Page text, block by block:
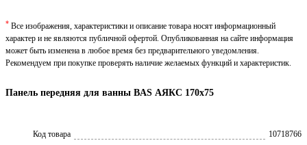
Панель передняя для ванны BAS АЯКС 170х75
Код товара
10718766
* Все изображения, характеристики и описание товара носят информационный
характер и не являются публичной офертой. Опубликованная на сайте информация
может быть изменена в любое время без предварительного уведомления.
Рекомендуем при покупке проверять наличие желаемых функций и характеристик.